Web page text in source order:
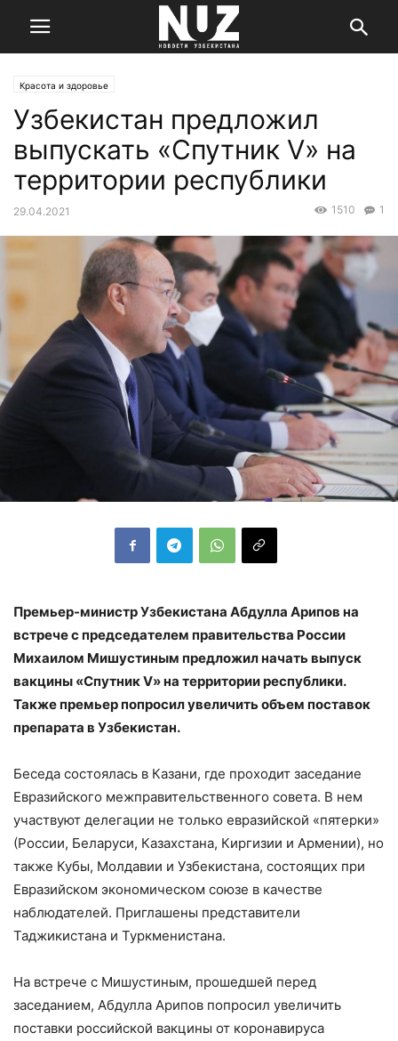
Красота и здоровье
Узбекистан предложил
выпускать «Спутник V» на
территории республики
29.04.2021 1
1510
Премьер-министр Узбекистана Абдулла Арипов на
встрече с председателем правительства России
Михаилом Мишустиным предложил начать выпуск
вакцины «Спутник V» на территории республики.
Также премьер попросил увеличить объем поставок
препарата в Узбекистан.
Беседа состоялась в Казани, где проходит заседание
Евразийского межправительственного совета. В нем
участвуют делегации не только евразийской «пятерки»
(России, Беларуси, Казахстана, Киргизии и Армении), но
также Кубы, Молдавии и Узбекистана, состоящих при
Евразийском экономическом союзе в качестве
наблюдателей. Приглашены представители
Таджикистана и Туркменистана.
На встрече с Мишустиным, прошедшей перед
заседанием, Абдулла Арипов попросил увеличить
поставки российской вакцины от коронавируса